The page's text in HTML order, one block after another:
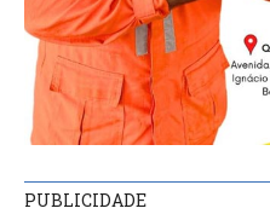
PUBLICIDADE